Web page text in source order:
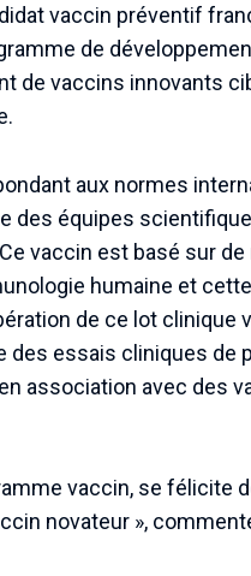
vaccin préventif
de
de vaccins innovants
aux normes
des équipes
vaccin est basé sur
humaine et
de ce lot clinique
des essais cliniques de
association avec des
vaccin, se félicite
novateur »,